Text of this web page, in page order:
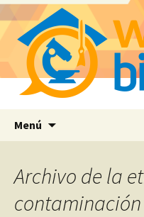
Menú
Archivo de la